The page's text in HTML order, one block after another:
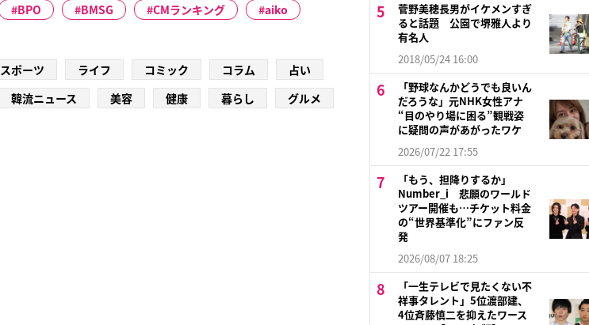
BPO BMSG CMランキング aiko
スポーツ ライフ コミック コラム
占い
韓流ニュース 美容 健康 暮らし グルメ
菅野美穂長男がイケメンすぎ
ると話題 公園で堺雅人より
有名人
2018/05/24 16:00
「野球なんかどうでも良いん
だろうな」元NHK女性アナ
“目のやり場に困る”観戦姿
に疑問の声があがったワケ
2026/07/22 17:55
「もう、担降りするか」
Number_i 悲願のワールド
ツアー開催も…チケット料金
の“世界基準化”にファン反
発
2026/08/07 18:25
「一生テレビで見たくない不
祥事タレント」5位渡部建、
4位斉藤慎二を抑えたワース